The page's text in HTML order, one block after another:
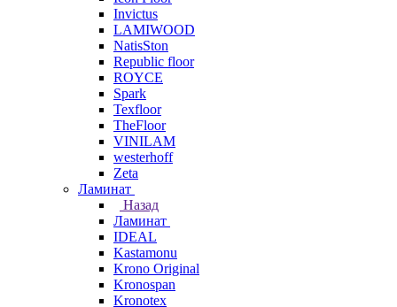
Invictus
LAMIWOOD
NatisSton
Republic floor
ROYCE
Spark
Texfloor
TheFloor
VINILAM
westerhoff
Zeta
Ламинат
Назад
Ламинат
IDEAL
Kastamonu
Krono Original
Kronospan
Kronotex